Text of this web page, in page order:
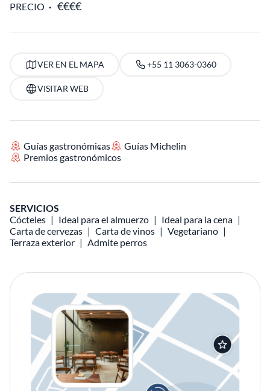
PRECIO
VER EN EL MAPA +55 11 3063-0360
VISITAR WEB
Guías gastronómicas
Guías Michelin
Premios gastronómicos
SERVICIOS
Cócteles
Ideal para el almuerzo
Ideal para la cena
Carta de cervezas
Carta de vinos
Vegetariano
Terraza exterior
Admite perros